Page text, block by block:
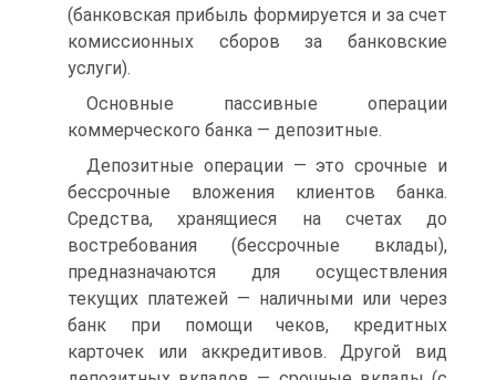
(банковская прибыль формируется и за счет
комиссионных сборов за банковские
услуги).
Основные пассивные операции
коммерческого банка — депозитные.
Депозитные операции — это срочные и
бессрочные вложения клиентов банка.
Средства, хранящиеся на счетах до
востребования (бессрочные вклады),
предназначаются для осуществления
текущих платежей — наличными или через
банк при помощи чеков, кредитных
карточек или аккредитивов. Другой вид